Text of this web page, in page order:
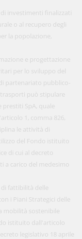
investimenti finalizzati
o al recupero degli
la popolazione,
e progettazione
per lo sviluppo del
partenariato pubblico-
può stipulare
prestiti SpA, quale
1, comma 826,
le attività di
del Fondo istituito
di cui al decreto
a carico del medesimo
fattibilità delle
i Piani Strategici delle
mobilità sostenibile
istituito dall'articolo
legislativo 18 aprile